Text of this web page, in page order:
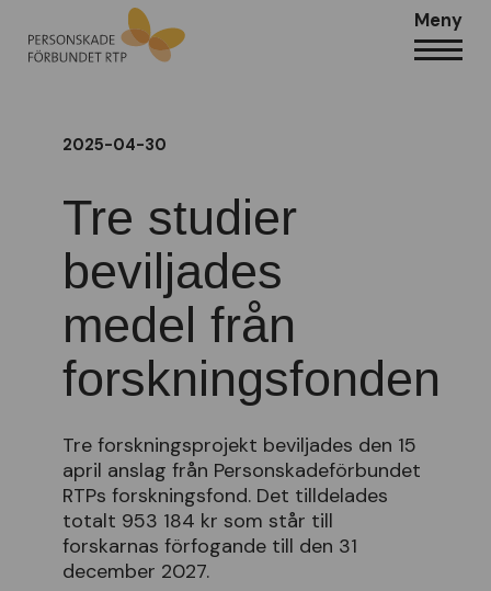
Meny
2025-04-30
Tre studier
beviljades
medel från
forskningsfonden
Tre forskningsprojekt beviljades den 15
april anslag från Personskadeförbundet
RTPs forskningsfond. Det tilldelades
totalt 953 184 kr som står till
forskarnas förfogande till den 31
december 2027.